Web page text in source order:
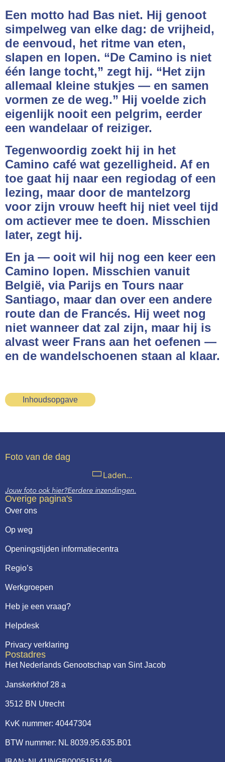
Een motto had Bas niet. Hij genoot
simpelweg van elke dag: de vrijheid,
de eenvoud, het ritme van eten,
slapen en lopen. “De Camino is niet
één lange tocht,” zegt hij. “Het zijn
allemaal kleine stukjes — en samen
vormen ze de weg.” Hij voelde zich
eigenlijk nooit een pelgrim, eerder
een wandelaar of reiziger.
Tegenwoordig zoekt hij in het
Camino café wat gezelligheid. Af en
toe gaat hij naar een regiodag of een
lezing, maar door de mantelzorg
voor zijn vrouw heeft hij niet veel tijd
om actiever mee te doen. Misschien
later, zegt hij.
En ja — ooit wil hij nog een keer een
Camino lopen. Misschien vanuit
België, via Parijs en Tours naar
Santiago, maar dan over een andere
route dan de Francés. Hij weet nog
niet wanneer dat zal zijn, maar hij is
alvast weer Frans aan het oefenen —
en de wandelschoenen staan al klaar.
Inhoudsopgave
Foto van de dag
Laden...
Jouw foto ook hier?Eerdere inzendingen.
Overige pagina's
Over ons
Op weg
Openingstijden informatiecentra
Regio’s
Werkgroepen
Heb je een vraag?
Helpdesk
Privacy verklaring
Postadres
Het Nederlands Genootschap van Sint Jacob
Janskerkhof 28 a
3512 BN Utrecht
KvK nummer: 40447304
BTW nummer: NL 8039.95.635.B01